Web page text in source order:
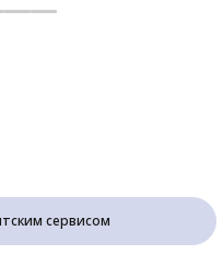
сервисом